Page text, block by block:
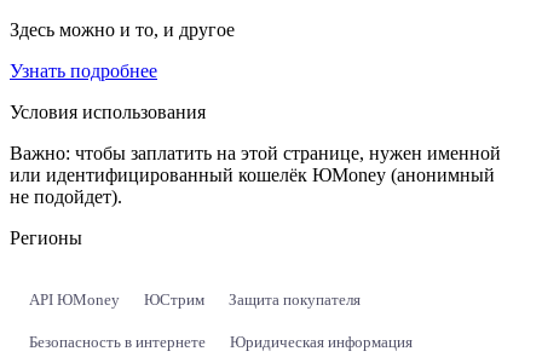
Здесь можно и то, и другое
Узнать подробнее
Условия использования
Важно: чтобы заплатить на этой странице, нужен именной
или идентифицированный кошелёк ЮMoney (анонимный
не подойдет).
Регионы
API ЮMoney ЮСтрим Защита покупателя
Безопасность в интернете Юридическая информация